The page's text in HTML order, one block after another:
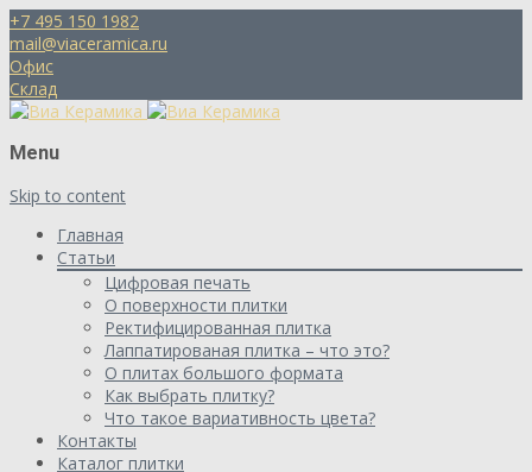
+7 495 150 1982
mail@viaceramica.ru
Офис
Склад
Menu
Skip to content
Главная
Статьи
Цифровая печать
О поверхности плитки
Ректифицированная плитка
Лаппатированая плитка – что это?
О плитах большого формата
Как выбрать плитку?
Что такое вариативность цвета?
Контакты
Каталог плитки